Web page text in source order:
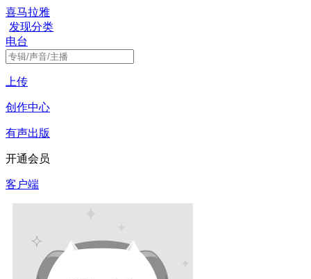
喜马拉雅
发现分类
电台
上传
创作中心
有声出版
开通会员
客户端